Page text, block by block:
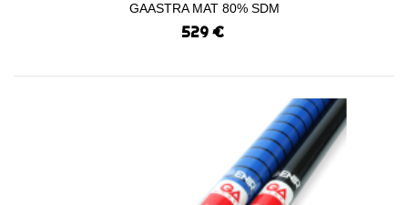
GAASTRA MAT 80% SDM
529 €